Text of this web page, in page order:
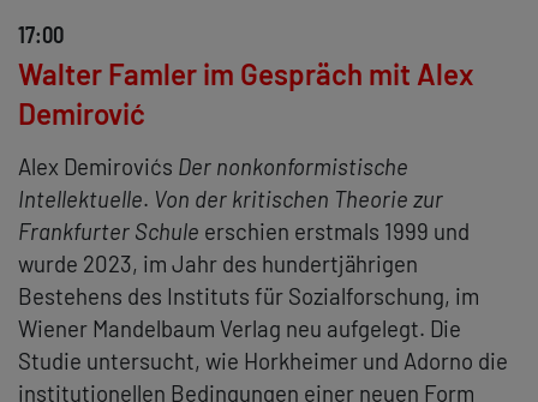
17:00
Walter Famler im Gespräch mit Alex
Demirović
Alex Demirovićs Der nonkonformistische
Intellektuelle. Von der kritischen Theorie zur
Frankfurter Schule erschien erstmals 1999 und
wurde 2023, im Jahr des hundertjährigen
Bestehens des Instituts für Sozialforschung, im
Wiener Mandelbaum Verlag neu aufgelegt. Die
Studie untersucht, wie Horkheimer und Adorno die
institutionellen Bedingungen einer neuen Form